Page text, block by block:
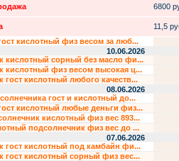
6800
11,5
кислотный физ весом за люб...
10.06.2026
кислотный сорный без масло фи...
кислотный физ весом высокая ц...
гост кислотный любого качеств...
08.06.2026
гост и кислотный до...
кислотный любые деньги физ...
кислотный физ вес 893...
подсолнечник физ вес до ...
07.06.2026
гост кислотный под камбайн фи...
гост кислотный сорный физ вес...